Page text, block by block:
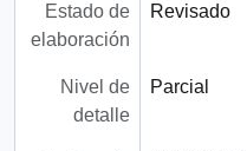
Estado de
elaboración
Revisado
Nivel de
detalle
Parcial